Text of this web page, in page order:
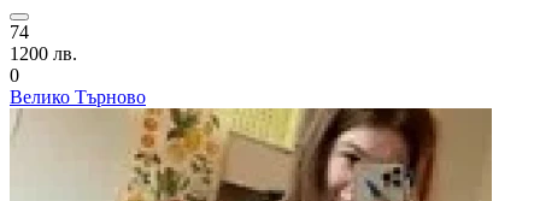
74
1200 лв.
0
Велико Търново